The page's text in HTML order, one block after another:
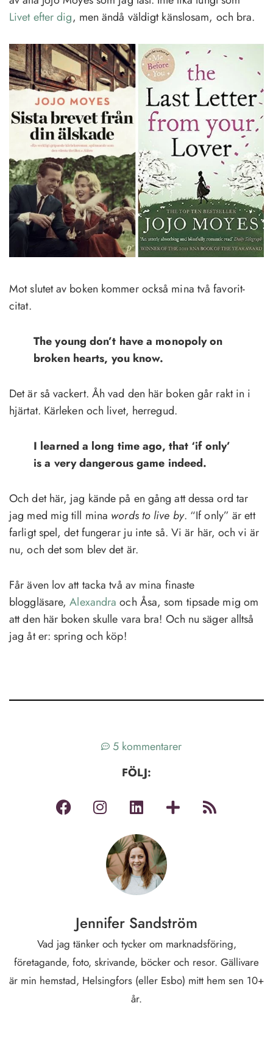
Livet efter dig, men ändå väldigt känslosam, och bra.
Mot slutet av boken kommer också mina två favorit-
citat.
The young don’t have a monopoly on
broken hearts, you know.
Det är så vackert. Åh vad den här boken går rakt in i
hjärtat. Kärleken och livet, herregud.
I learned a long time ago, that ‘if only’
is a very dangerous game indeed.
Och det här, jag kände på en gång att dessa ord tar
jag med mig till mina words to live by. “If only” är ett
farligt spel, det fungerar ju inte så. Vi är här, och vi är
nu, och det som blev det är.
Får även lov att tacka två av mina finaste
bloggläsare,Alexandra och Åsa, som tipsade mig om
att den här boken skulle vara bra! Och nu säger alltså
jag åt er: spring och köp!
5 kommentarer
FÖLJ:
Jennifer Sandström
Vad jag tänker och tycker om marknadsföring,
företagande, foto, skrivande, böcker och resor. Gällivare
är min hemstad, Helsingfors (eller Esbo) mitt hem sen 10+
år.